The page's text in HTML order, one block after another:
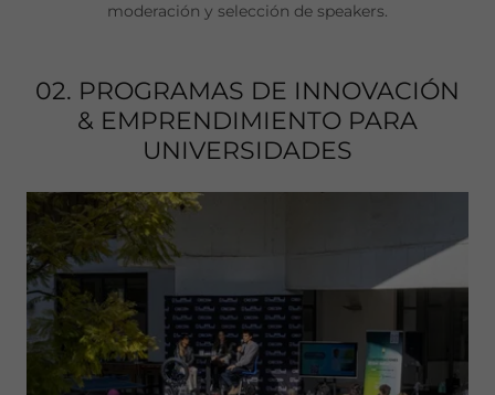
moderación y selección de speakers.
02. PROGRAMAS DE INNOVACIÓN
& EMPRENDIMIENTO PARA
UNIVERSIDADES